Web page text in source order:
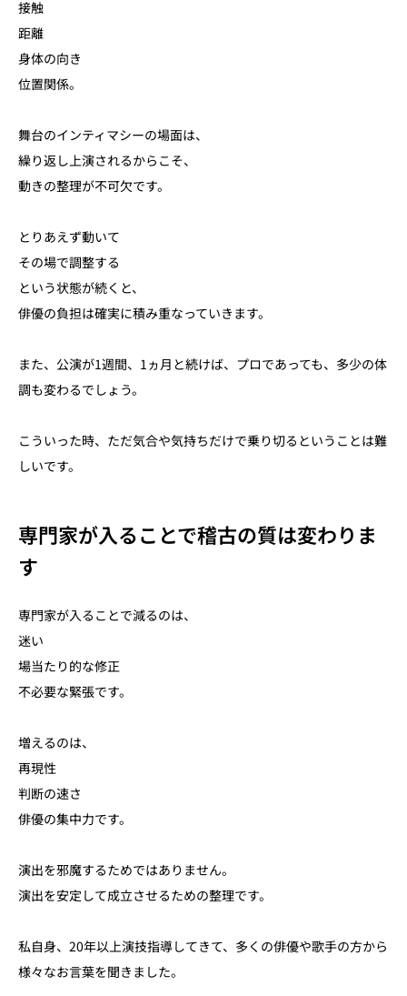
接触
距離
身体の向き
位置関係。
舞台のインティマシーの場面は、
繰り返し上演されるからこそ、
動きの整理が不可欠です。
とりあえず動いて
その場で調整する
という状態が続くと、
俳優の負担は確実に積み重なっていきます。
また、公演が1週間、1ヵ月と続けば、プロであっても、多少の体
調も変わるでしょう。
こういった時、ただ気合や気持ちだけで乗り切るということは難
しいです。
専門家が入ることで稽古の質は変わりま
す
専門家が入ることで減るのは、
迷い
場当たり的な修正
不必要な緊張です。
増えるのは、
再現性
判断の速さ
俳優の集中力です。
演出を邪魔するためではありません。
演出を安定して成立させるための整理です。
私自身、20年以上演技指導してきて、多くの俳優や歌手の方から
様々なお言葉を聞きました。